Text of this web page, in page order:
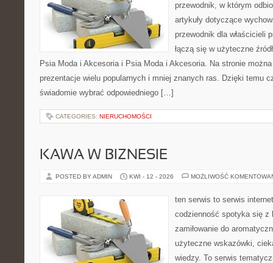
przewodnik, w którym
artykuły dotyczące
przewodnik dla właścicieli
łączą się w użyteczne
Psia Moda i Akcesoria i Psia Moda i Akcesoria. Na stronie
prezentacje wielu popularnych i mniej znanych ras. Dzięki temu
świadomie wybrać odpowiedniego […]
CATEGORIES: NIERUCHOMOŚCI
KAWA W BIZNESIE
POSTED BY ADMIN KWI - 12 - 2026 MOŻLIWOŚĆ
ten serwis to serwis
codzienność spotyka się z
zamiłowanie do
użyteczne wskazówki,
wiedzy. To serwis